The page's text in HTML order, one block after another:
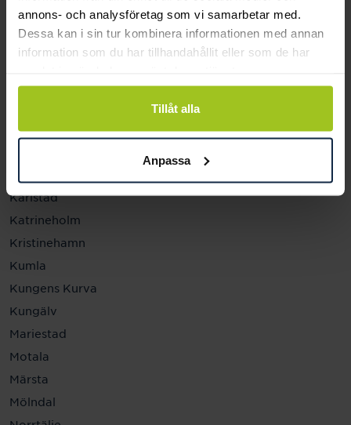
annons- och analysföretag som vi samarbetar med.
Dessa kan i sin tur kombinera informationen med annan
information som du har tillhandahållit eller som de har
Tillåt alla
Anpassa
Halmstad
Halmstad Hallarna
Haninge
Helsingborg
Jönköping
Karlstad
Katrineholm
Kristinehamn
Kumla
Kungens Kurva
Kungälv
Mariestad
Motala
Märsta
Mölndal